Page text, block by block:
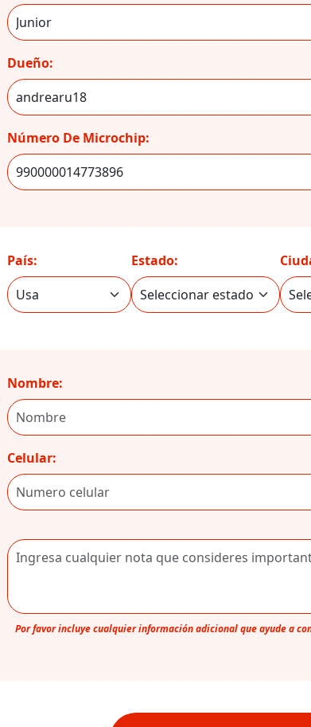
Dueño:
Número De Microchip:
País: Estado:
Nombre:
Celular:
Por favor incluye cualquier información adicional que ayude a